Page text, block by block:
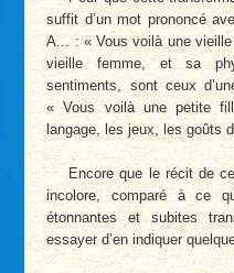
suffit d’un mot prononcé
A... : « Vous voilà une
vieille femme, et sa
sentiments, sont ceux
« Vous voilà une petite
langage, les jeux, les goûts
Encore que le récit de
incolore, comparé à ce
étonnantes et subites
essayer d’en indiquer